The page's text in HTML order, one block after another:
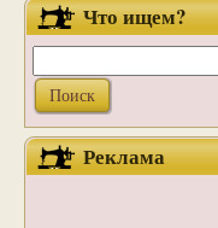
Что ищем?
Реклама